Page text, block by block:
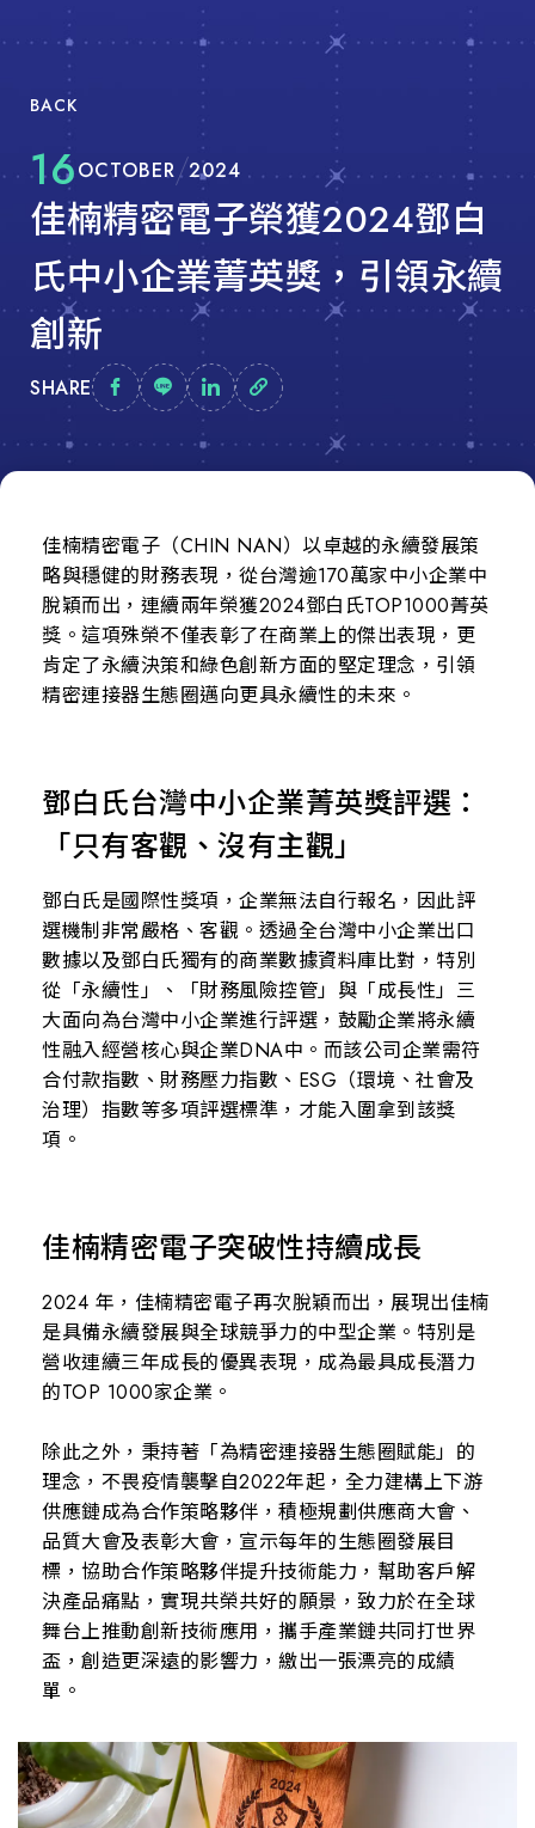
BACK
16OCTOBER 2024
佳楠精密電子榮獲2024鄧白
氏中小企業菁英獎，引領永續
創新
SHARE
佳楠精密電子（CHIN NAN）以卓越的永續發展策
略與穩健的財務表現，從台灣逾170萬家中小企業中
脫穎而出，連續兩年榮獲2024鄧白氏TOP1000菁英
獎。這項殊榮不僅表彰了在商業上的傑出表現，更
肯定了永續決策和綠色創新方面的堅定理念，引領
精密連接器生態圈邁向更具永續性的未來。
鄧白氏台灣中小企業菁英獎評選：
「只有客觀、沒有主觀」
鄧白氏是國際性獎項，企業無法自行報名，因此評
選機制非常嚴格、客觀。透過全台灣中小企業出口
數據以及鄧白氏獨有的商業數據資料庫比對，特別
從「永續性」、「財務風險控管」與「成長性」三
大面向為台灣中小企業進行評選，鼓勵企業將永續
性融入經營核心與企業DNA中。而該公司企業需符
合付款指數、財務壓力指數、ESG（環境、社會及
治理）指數等多項評選標準，才能入圍拿到該獎
項。
佳楠精密電子突破性持續成長
2024 年，佳楠精密電子再次脫穎而出，展現出佳楠
是具備永續發展與全球競爭力的中型企業。特別是
營收連續三年成長的優異表現，成為最具成長潛力
的TOP 1000家企業。
除此之外，秉持著「為精密連接器生態圈賦能」的
理念，不畏疫情襲擊自2022年起，全力建構上下游
供應鏈成為合作策略夥伴，積極規劃供應商大會、
品質大會及表彰大會，宣示每年的生態圈發展目
標，協助合作策略夥伴提升技術能力，幫助客戶解
決產品痛點，實現共榮共好的願景，致力於在全球
舞台上推動創新技術應用，攜手產業鏈共同打世界
盃，創造更深遠的影響力，繳出一張漂亮的成績
單。